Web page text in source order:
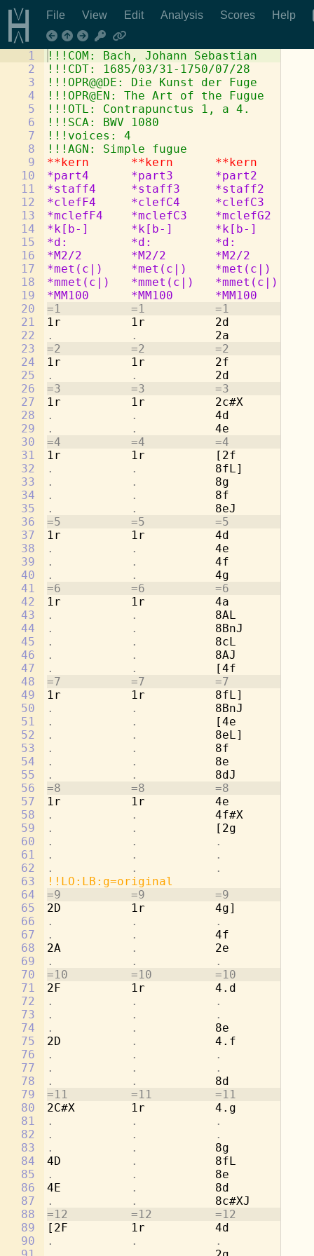
File View Edit Analysis Scores Help
1
2
3
4
5
6
7
8
9
10
11
12
13
14
15
16
17
18
19
20
21
22
23
24
25
26
27
28
29
30
31
32
33
34
35
36
37
38
39
40
41
42
43
44
45
46
47
48
49
50
51
52
53
54
55
56
57
58
59
60
61
62
63
64
65
66
67
68
69
70
71
72
73
74
75
76
77
78
79
80
81
82
83
84
85
86
87
88
89
90
!!!COM: Bach, Johann Sebastian
!!!CDT: 1685/03/31-1750/07/28
!!!OPR@@DE: Die Kunst der Fuge
!!!OPR@EN: The Art of the Fugue
!!!OTL: Contrapunctus 1, a 4.
!!!SCA: BWV 1080
!!!voices: 4
!!!AGN: Simple fugue
**kern
**kern **kern
*part4
*part3 *part2
*staff4
*staff3 *staff2
*clefF4
*clefC4 *clefC3
*mclefF4
*mclefC3 *mclefG2
*k[b-]
*k[b-] *k[b-]
*d:
*d: *d:
*M2/2
*M2/2 *M2/2
*met(c|)
*met(c|) *met(c|)
*mmet(c|)
*mmet(c|) *mmet(c|)
*MM100
*MM100 *MM100
=1          =1          =1          =1
1r          1r          2d          1r
.           . 2a
=2          =2          =2          =2
1r          1r          2f          1r
.           . 2d
=3          =3          =3          =3
1r          1r          2c#X        1r
.           . 4d
.           . 4e
=4          =4          =4          =4
1r          1r          [2f         1r
.           . 8fL]
.           . 8g
.           . 8f
.           . 8eJ
=5          =5          =5          =5
1r          1r          4d          2a
.           . 4e
.           . 4f
.           . 4g
=6          =6          =6          =6
1r          1r          4a
.           . 8AL
.           . 8BnJ
.           . 8cL         2a
.           . 8AJ
.           .
[4f
=7          =7          =7          =7
1r          1r          8fL]
.           . 8BnJ
.           .
[4e
.           . 8eL]        4a
.           . 8f
.           . 8e
.           . 8dJ
=8          =8          =8          =8
1r          1r          4e
.           . 4f#X
.           .
[2g
.           .           .
.           .           .
.           .           .
!!LO:LB:g=original
=9          =9          =9          =9
2D          1r          4g]
.           .           .
.           . 4f
2A
. 2e
.           .           .
=10         =10         =10
2F          1r          4.d
.           .           .
.           .           .
.           . 8e
2D
. 4.f
.           .           .
.           .           .
.           . 8d
=11         =11         =11
2C#X        1r          4.g
.           .           .
.           .           .
.           . 8g
4D
. 8fL
.           . 8e
4E
. 8d
.           . 8c#XJ
=12         =12         =12
[2F         1r          4d
.           .           .